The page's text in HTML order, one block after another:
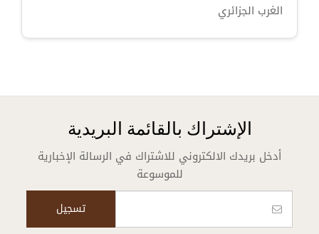
الغرب الجزائري
الإشتراك بالقائمة البريدية
أدخل بريدك الالكتروني للاشتراك في الرسالة الإخبارية
للموسوعة